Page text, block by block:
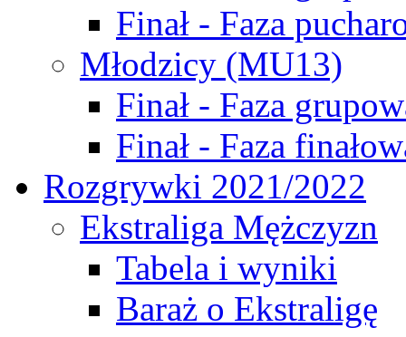
Finał - Faza
Młodzicy (MU13)
Finał - Faza
Finał - Faza
Rozgrywki 2021/2022
Ekstraliga Mężczyzn
Tabela i wyniki
Baraż o Ekstraligę